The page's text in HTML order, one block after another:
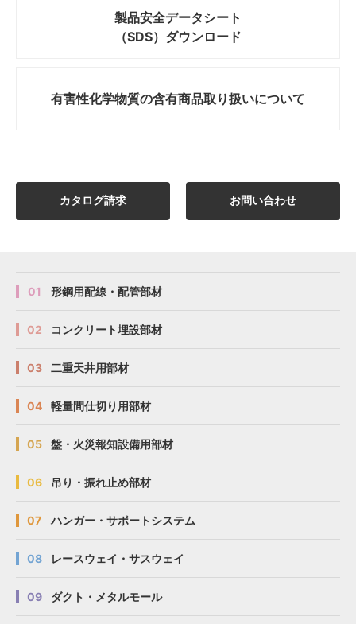
製品安全データシート
（SDS）ダウンロード
有害性化学物質の含有商品取り扱いについて
カタログ請求 お問い合わせ
01 形鋼用配線・配管部材
02 コンクリート埋設部材
03 二重天井用部材
04 軽量間仕切り用部材
05 盤・火災報知設備用部材
06 吊り・振れ止め部材
07 ハンガー・サポートシステム
08 レースウェイ・サスウェイ
09 ダクト・メタルモール